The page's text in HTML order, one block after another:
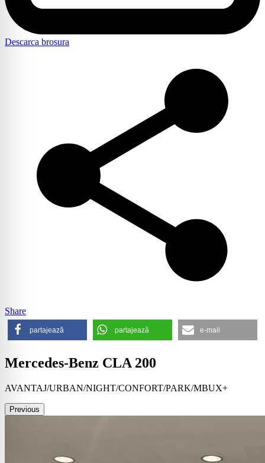
Descarca brosura
Share
partajează partajează e-mail
Mercedes-Benz CLA 200
AVANTAJ/URBAN/NIGHT/CONFORT/PARK/MBUX+
Previous